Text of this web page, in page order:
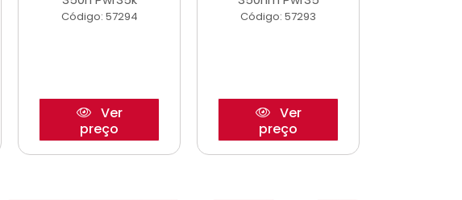
Código: 57294
Ver
preço
Código: 57293
Ver
preço